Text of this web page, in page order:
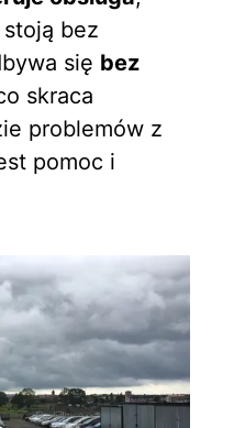
bez
się bez
skraca
problemów z
pomoc i